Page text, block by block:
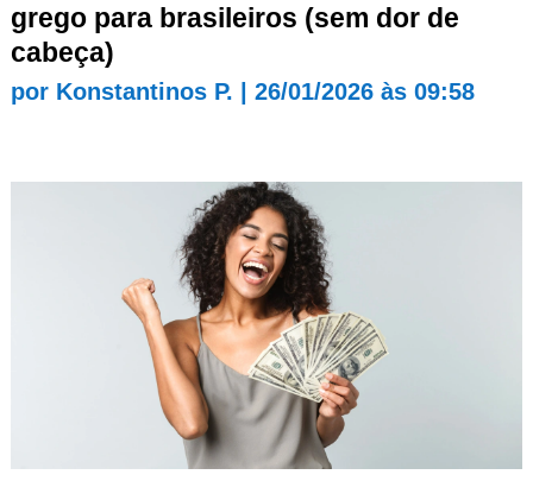
grego para brasileiros (sem dor de
cabeça)
por Konstantinos P. 26/01/2026 às 09:58